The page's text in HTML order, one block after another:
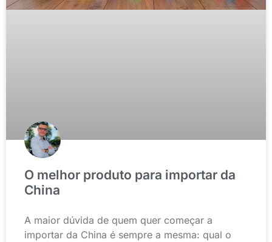
O melhor produto para importar da
China
A maior dúvida de quem quer começar a
importar da China é sempre a mesma: qual o